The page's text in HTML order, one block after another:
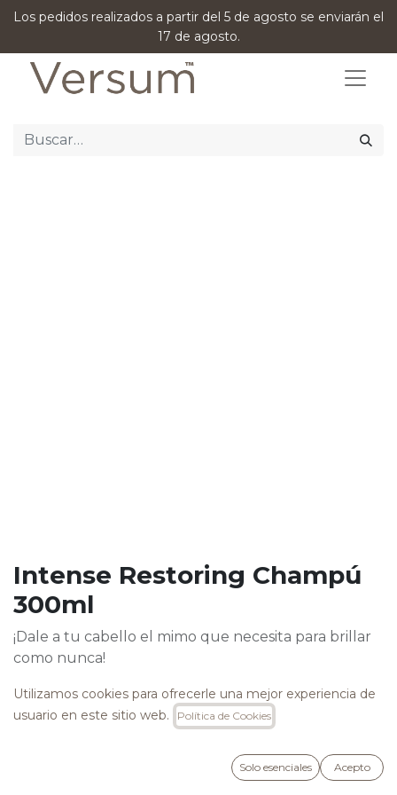
Los pedidos realizados a partir del 5 de agosto se enviarán el
17 de agosto.
Intense Restoring Champú
300ml
¡Dale a tu cabello el mimo que necesita para brillar
como nunca!
aliado perfecto para el cabello crespo y dañado que
necesita un glow up.
Con una fórmula súper nutritiva cargada de
Proteínas de Seda, Extractos de Frutas y un toque
Utilizamos cookies para ofrecerle una mejor experiencia de
usuario en este sitio web.
Política de Cookies
Solo esenciales Acepto